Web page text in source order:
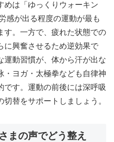
めは「ゆっくりウォーキン
感が出る程度の運動が最も
す。一方で、疲れた状態での
に興奮させるため逆効果で
運動習慣が、体から汗が出な
・ヨガ・太極拳なども自律神
です。運動の前後には深呼吸
替をサポートしましょう。
まの声でどう整え